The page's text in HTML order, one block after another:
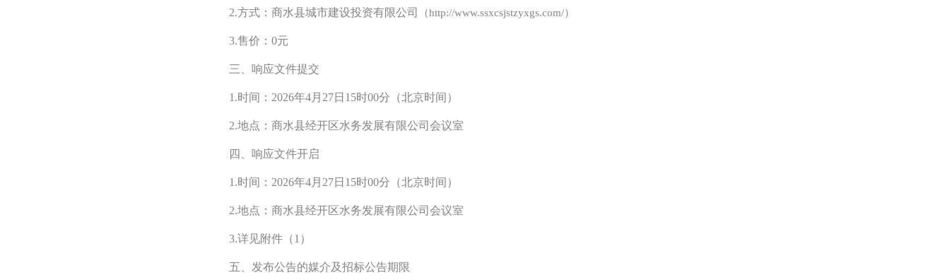
2.方式： 商水县城市建设投资有限公司 （http://www.ssxcsjstzyxgs.com/）
3.售价：0元
三、响应文件提交
1.时间：2026年4月 27日 15时00分（北京时间）
2.地点： 商水县经开区水务发展有限公司会议室
四、响应文件开启
1.时间：2026年4月 27日15时00分（北京时间）
2.地点：商水县经开区水务发展有限公司会议室
3.详见附件（1）
五、发布公告的媒介及招标公告期限